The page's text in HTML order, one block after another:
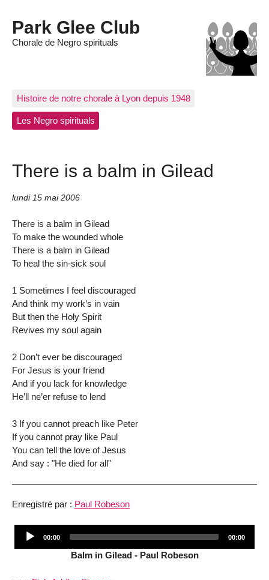
Park Glee Club
Chorale de Negro spirituals
Histoire de notre chorale à Lyon depuis 1948
Les Negro spirituals
There is a balm in Gilead
lundi 15 mai 2006
There is a balm in Gilead
To make the wounded whole
There is a balm in Gilead
To heal the sin-sick soul
1 Sometimes I feel discouraged
And think my work’s in vain
But then the Holy Spirit
Revives my soul again
2 Don’t ever be discouraged
For Jesus is your friend
And if you lack for knowledge
He’ll ne’er refuse to lend
3 If you cannot preach like Peter
If you cannot pray like Paul
You can tell the love of Jesus
And say : "He died for all"
Enregistré par : Paul Robeson
Current
00:00
Total
00:00
Balm in Gilead - Paul Robeson